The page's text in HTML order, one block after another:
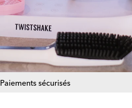
Paiements sécurisés